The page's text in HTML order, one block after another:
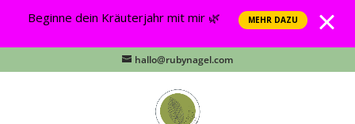
Beginne dein Kräuterjahr mit mir 🌿 MEHR DAZU
hallo@rubynagel.com